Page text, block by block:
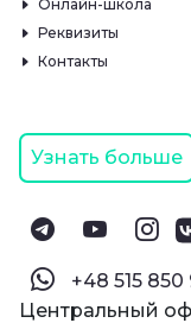
Онлайн-школа
Реквизиты
Контакты
Узнать больше
‪+48 515 850
Центральный